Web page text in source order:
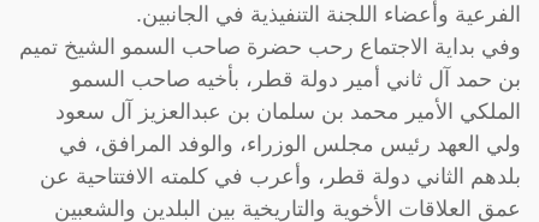
الفرعية وأعضاء اللجنة التنفيذية في الجانبين.
وفي بداية الاجتماع رحب حضرة صاحب السمو الشيخ تميم
بن حمد آل ثاني أمير دولة قطر، بأخيه صاحب السمو
الملكي الأمير محمد بن سلمان بن عبدالعزيز آل سعود
ولي العهد رئيس مجلس الوزراء، والوفد المرافق، في
بلدهم الثاني دولة قطر، وأعرب في كلمته الافتتاحية عن
عمق العلاقات الأخوية والتاريخية بين البلدين والشعبين